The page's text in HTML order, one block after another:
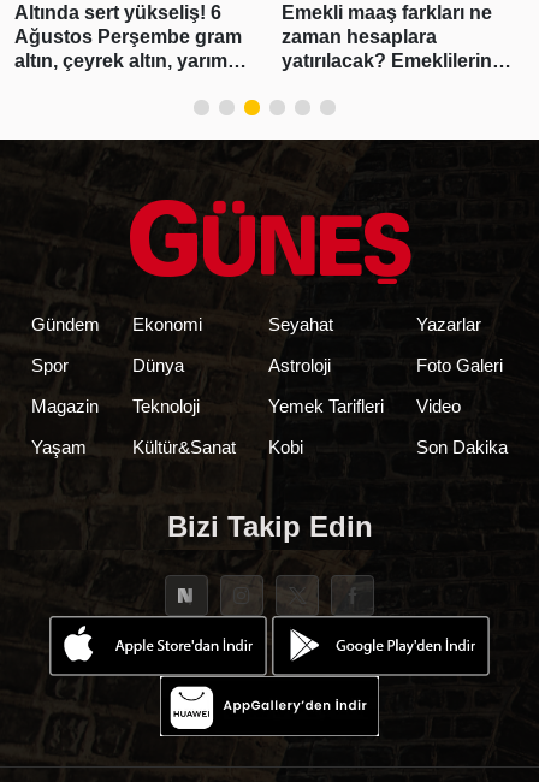
Altında sert yükseliş! 6
Ağustos Perşembe gram
altın, çeyrek altın, yarım
Emekli maaş farkları ne
zaman hesaplara
yatırılacak? Emeklilerin
Tarih belli oldu
Gündem
Spor
Magazin
Yaşam
Ekonomi
Dünya
Teknoloji
Kültür&Sanat
Seyahat
Astroloji
Yemek Tarifleri
Kobi
Yazarlar
Foto Galeri
Video
Son Dakika
Bizi Takip Edin